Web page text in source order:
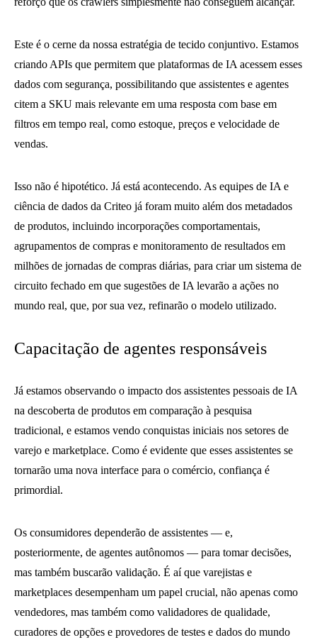
Este é o cerne da nossa estratégia de tecido conjuntivo. Estamos
criando APIs que permitem que plataformas de IA acessem esses
dados com segurança, possibilitando que assistentes e agentes
citem a SKU mais relevante em uma resposta com base em
filtros em tempo real, como estoque, preços e velocidade de
vendas.
Isso não é hipotético. Já está acontecendo. As equipes de IA e
ciência de dados da Criteo já foram muito além dos metadados
de produtos, incluindo incorporações comportamentais,
agrupamentos de compras e monitoramento de resultados em
milhões de jornadas de compras diárias, para criar um sistema de
circuito fechado em que sugestões de IA levarão a ações no
mundo real, que, por sua vez, refinarão o modelo utilizado.
Capacitação de agentes responsáveis
Já estamos observando o impacto dos assistentes pessoais de IA
na descoberta de produtos em comparação à pesquisa
tradicional, e estamos vendo conquistas iniciais nos setores de
varejo e marketplace. Como é evidente que esses assistentes se
tornarão uma nova interface para o comércio, confiança é
primordial.
Os consumidores dependerão de assistentes — e,
posteriormente, de agentes autônomos — para tomar decisões,
mas também buscarão validação. É aí que varejistas e
marketplaces desempenham um papel crucial, não apenas como
vendedores, mas também como validadores de qualidade,
curadores de opções e provedores de testes e dados do mundo